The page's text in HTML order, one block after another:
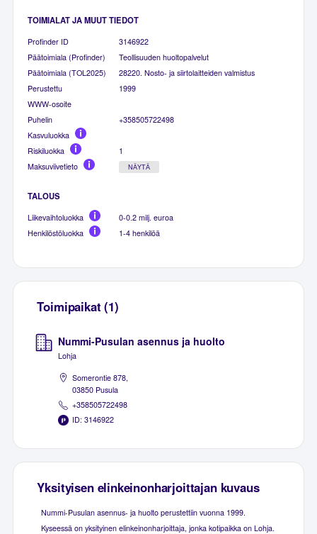
TOIMIALAT JA MUUT TIEDOT
Profinder ID
3146922
Päätoimiala (Profinder)
Teollisuuden huoltopalvelut
Päätoimiala (TOL2025)
28220. Nosto- ja siirtolaitteiden valmistus
Perustettu
1999
WWW-osoite
Puhelin
+358505722498
Kasvuluokka
Riskiluokka
1
Maksuviivetieto
NÄYTÄ
TALOUS
Liikevaihtoluokka
0-0.2 milj. euroa
Henkilöstöluokka
1-4 henkilöä
Toimipaikat (1)
Nummi-Pusulan asennus ja huolto
Lohja
Somerontie 878,
03850 Pusula
+358505722498
ID: 3146922
Yksityisen elinkeinonharjoittajan kuvaus
Nummi-Pusulan asennus- ja huolto perustettiin vuonna 1999.
Kyseessä on yksityinen elinkeinonharjoittaja, jonka kotipaikka on Lohja.